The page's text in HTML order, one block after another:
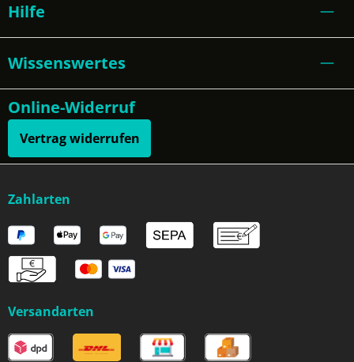
Hilfe
Wissenswertes
Online-Widerruf
Vertrag widerrufen
Zahlarten
Versandarten